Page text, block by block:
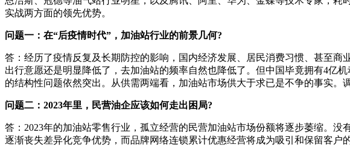
实战两方面的领先优势。
问题一：在“后疫情时代”，加油站行业的前景几何?
答：经历了疫情反复及长期防控的影响，国内经济发展、居民消费习惯、甚至
出行意愿还是明显降低了，去加油站的频率自然也降低了。但中国毕竟拥有4亿
的结构性问题依然突出。从供需两端看，加油站市场供大于求已是不争的事实。
问题二：2023年里，民营油企应该如何走出困局?
答：2023年的加油站零售行业，孤立经营的民营加油站市场份额将逐步萎缩。
逐渐丧失差异化竞争优势，而品牌网络连锁累计优惠经营将成为吸引和保留客户